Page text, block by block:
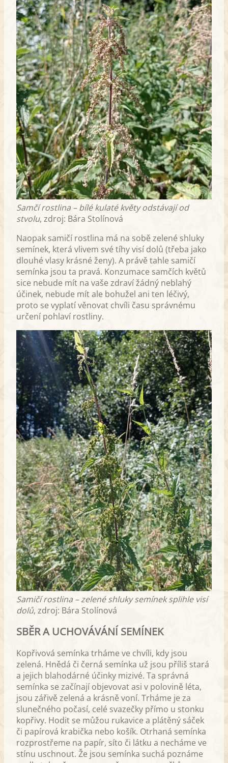
Samčí rostlina – bílé kulaté květy odstávají od
stvolu, zdroj: Bára Stolínová
Naopak samičí rostlina má na sobě zelené shluky
semínek, která vlivem své tíhy visí dolů (třeba jako
dlouhé vlasy krásné ženy). A právě tahle samičí
semínka jsou ta pravá. Konzumace samčích květů
sice nebude mít na vaše zdraví žádný neblahý
účinek, nebude mít ale bohužel ani ten léčivý,
proto se vyplatí věnovat chvíli času správnému
určení pohlaví rostliny.
Samičí rostlina – zelené shluky semínek splihle visí
dolů, zdroj: Bára Stolínová
SBĚR A UCHOVÁVÁNÍ SEMÍNEK
Kopřivová semínka trháme ve chvíli, kdy jsou
zelená. Hnědá či černá semínka už jsou příliš stará
a jejich blahodárné účinky mizivé. Ta správná
semínka se začínají objevovat asi v polovině léta,
jsou zářivě zelená a krásně voní. Trháme je za
slunečného počasí, celé svazečky přímo u stonku
kopřivy. Hodit se můžou rukavice a plátěný sáček
či papírová krabička nebo košík. Otrhaná semínka
rozprostřeme na papír, síto či látku a necháme ve
stínu uschnout. Že jsou semínka suchá poznáme